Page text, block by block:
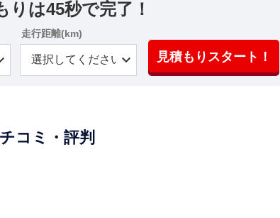
、燃費を向上させている。 安全装備やセキュリティ
ラス最多となる60にのぼるアイテムが用意されてい
3.6リッターエンジンの搭載車がラレードとリミテッ
5.7リッターはサミットで、6.4リッターはSRT8とな
ード」を200台限定で発売した。 2015年3月2日には
りは45秒で完了！
走行距離(km)
見積もりスタート！
コミ・評判